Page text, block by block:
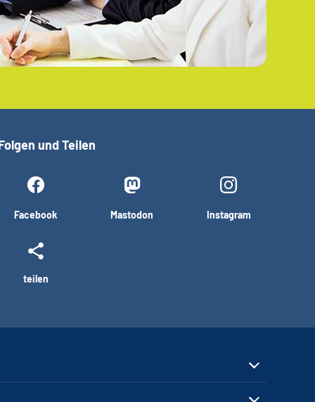
und Teilen
Facebook Mastodon Instagram
teilen